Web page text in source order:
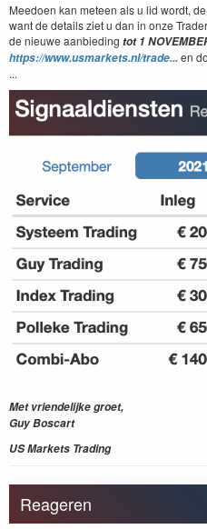
Meedoen kan meteen als u lid wordt,
want de details ziet u dan in onze
de nieuwe aanbieding tot 1
https://www.usmarkets.nl/trade...en
...
Met vriendelijke groet,
Guy Boscart
US Markets Trading
Reageren